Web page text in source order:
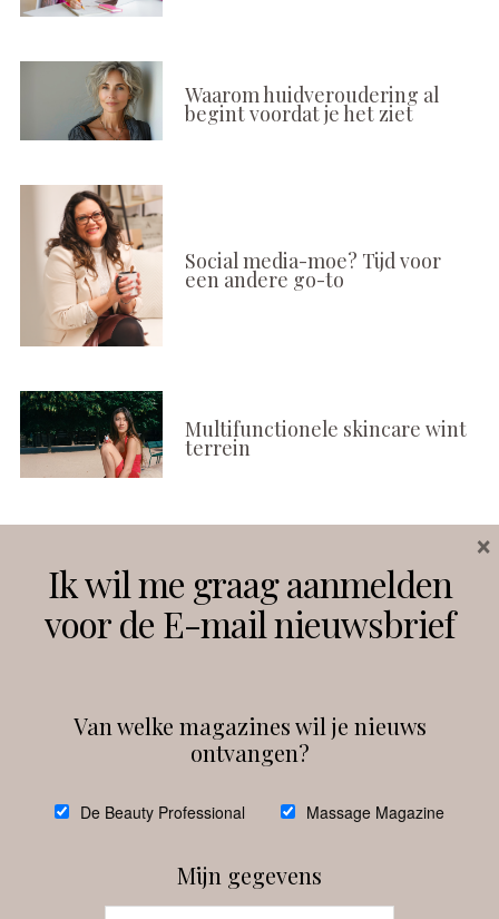
Waarom huidveroudering al
begint voordat je het ziet
Social media-moe? Tijd voor
een andere go-to
Multifunctionele skincare wint
terrein
Instagram Facebook
debeautyprofessional
Ik wil me graag aanmelden
voor de E-mail nieuwsbrief
Van welke magazines wil je nieuws
ontvangen?
De Beauty Professional Massage Magazine
Mijn gegevens
×